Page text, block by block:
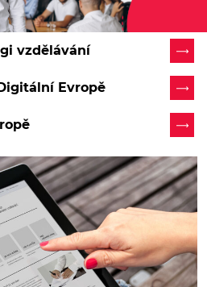
vzdělávání
Evropě